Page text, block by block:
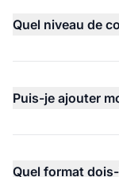
Quel niveau de
Puis-je ajouter
Quel format